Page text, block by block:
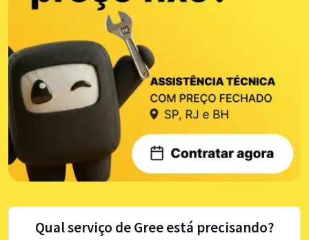
Qual serviço de Gree está precisando?